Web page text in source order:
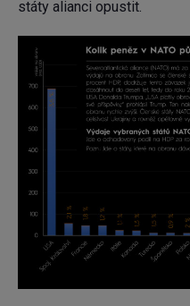
státy alianci opustit.